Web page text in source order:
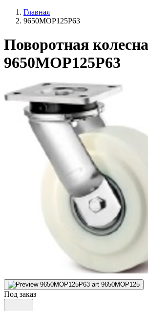
Главная
9650MOP125P63
Поворотная
9650MOP125P63
Под заказ